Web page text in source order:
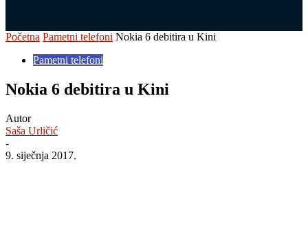
Početna Pametni telefoni Nokia 6 debitira u Kini
Pametni telefoni
Nokia 6 debitira u Kini
Autor
Saša Urličić
-
9. siječnja 2017.